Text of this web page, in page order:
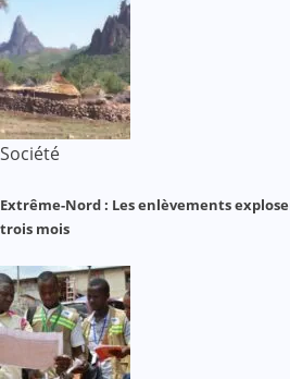
Société
Extrême-Nord : Les enlèvements
trois mois